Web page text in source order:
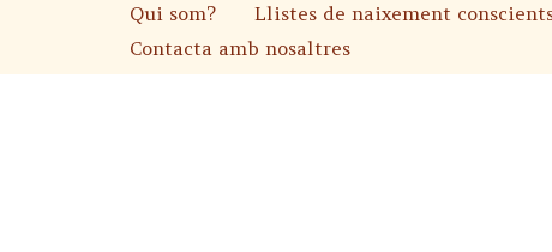
Qui som? Llistes de naixement
Contacta amb nosaltres